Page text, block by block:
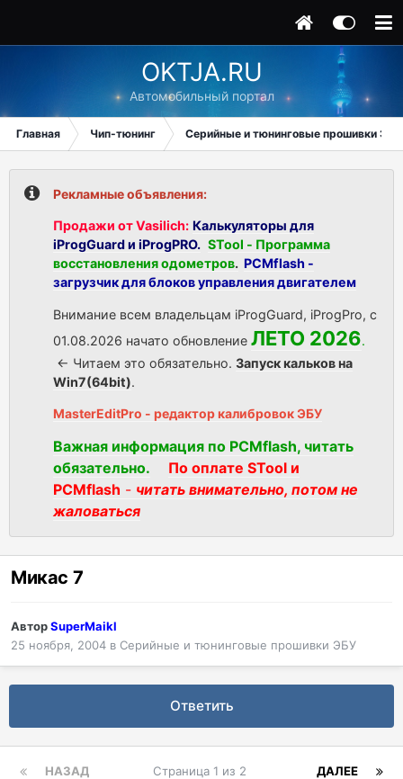
OKTJA.RU
Автомобильный портал
Главная Чип-тюнинг Серийные и тюнинговые прошивки ЭБУ
Рекламные объявления:
Продажи от Vasilich: Калькуляторы для
iProgGuard и iProgPRO. STool - Программа
восстановления одометров. PCMflash -
загрузчик для блоков управления двигателем
Внимание всем владельцам iProgGuard, iProgPro, с
01.08.2026 начато обновление ЛЕТО 2026.
<- Читаем это обязательно. Запуск кальков на
Win7(64bit).
MasterEditPro - редактор калибровок ЭБУ
Важная информация по PCMflash, читать
обязательно.
По оплате STool и
PCMflash - читать внимательно, потом не
жаловаться
Микас 7
АвторSuperMaikl
25 ноября, 2004 в Серийные и тюнинговые прошивки ЭБУ
Ответить
НАЗАД ДАЛЕЕ
Страница 1 из 2